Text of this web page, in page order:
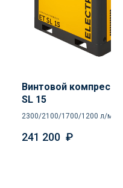
Винтовой
SL 15
2300/2100/1700/1200 л/мин;
241 200 ₽